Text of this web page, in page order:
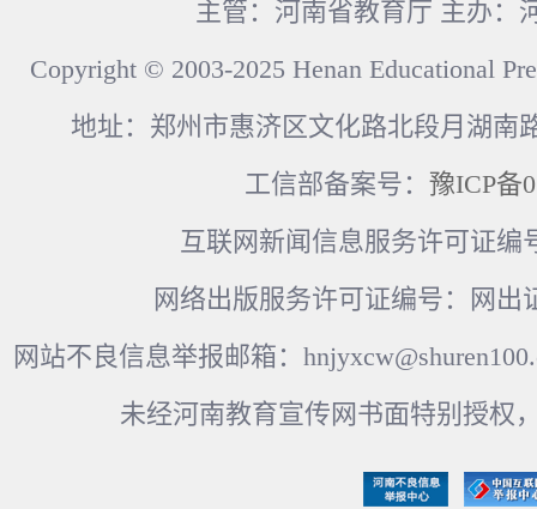
主管：河南省教育厅 主办：
Copyright © 2003-2025 Henan Educational
地址：郑州市惠济区文化路北段月湖南
工信部备案号： 豫ICP备
互联网新闻信息服务许可证编
网络出版服务许可证编号：网出
网站不良信息举报邮箱：
未经河南教育宣传网书面特别授权